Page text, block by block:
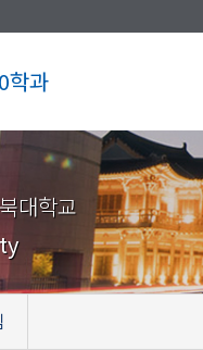
학과
대학교